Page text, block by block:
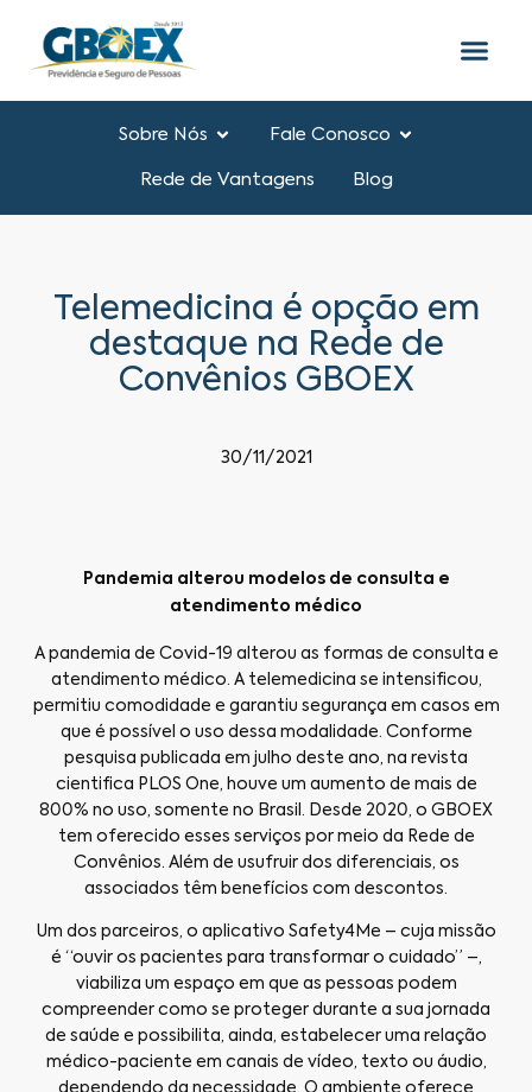
Sobre Nós Fale Conosco
Rede de Vantagens Blog
Telemedicina é opção em
destaque na Rede de
Convênios GBOEX
30/11/2021
Pandemia alterou modelos de consulta e
atendimento médico
A pandemia de Covid-19 alterou as formas de consulta e
atendimento médico. A telemedicina se intensificou,
permitiu comodidade e garantiu segurança em casos em
que é possível o uso dessa modalidade. Conforme
pesquisa publicada em julho deste ano, na revista
cientifica PLOS One, houve um aumento de mais de
800% no uso, somente no Brasil. Desde 2020, o GBOEX
tem oferecido esses serviços por meio da Rede de
Convênios. Além de usufruir dos diferenciais, os
associados têm benefícios com descontos.
Um dos parceiros, o aplicativo Safety4Me – cuja missão
é “ouvir os pacientes para transformar o cuidado” –,
viabiliza um espaço em que as pessoas podem
compreender como se proteger durante a sua jornada
de saúde e possibilita, ainda, estabelecer uma relação
médico-paciente em canais de vídeo, texto ou áudio,